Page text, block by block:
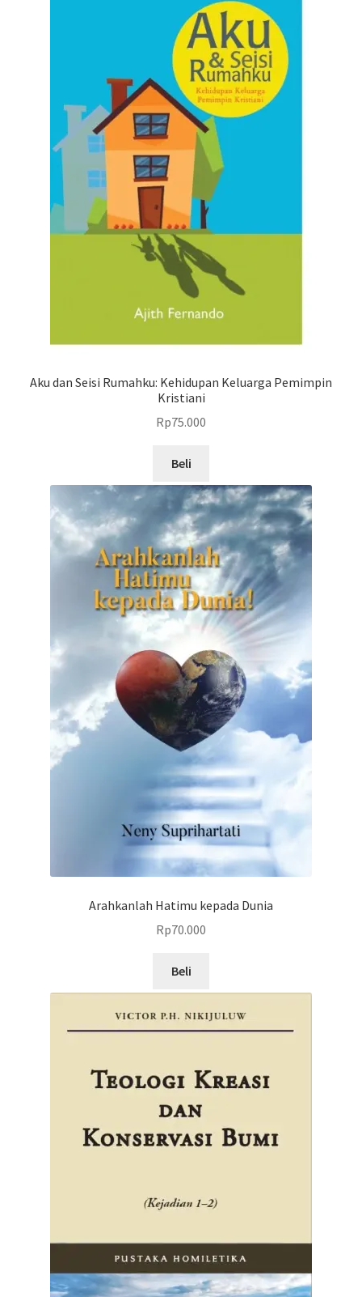
Aku dan Seisi Rumahku: Kehidupan Keluarga Pemimpin
Kristiani
Rp75.000
Beli
Arahkanlah Hatimu kepada Dunia
Rp70.000
Beli